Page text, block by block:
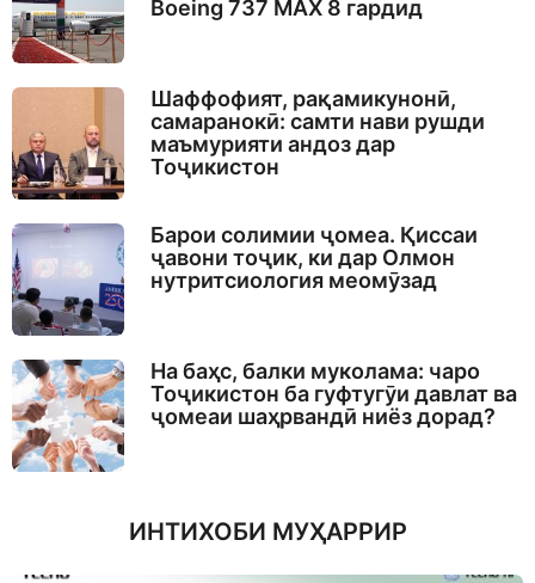
Boeing 737 MAX 8 гардид
Шаффофият, рақамикунонӣ,
самаранокӣ: самти нави рушди
маъмурияти андоз дар
Тоҷикистон
Барои солимии ҷомеа. Қиссаи
ҷавони тоҷик, ки дар Олмон
нутритсиология меомӯзад
На баҳс, балки муколама: чаро
Тоҷикистон ба гуфтугӯи давлат ва
ҷомеаи шаҳрвандӣ ниёз дорад?
ИНТИХОБИ МУҲАРРИР